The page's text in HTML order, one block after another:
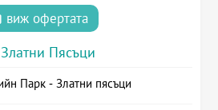
виж офертата
Златни Пясъци
Парк - Златни пясъци